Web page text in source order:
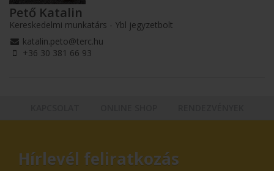
Pető Katalin
Kereskedelmi munkatárs - Ybl jegyzetbolt
katalin.peto@terc.hu
+36 30 381 66 93
Hírlevél feliratkozás